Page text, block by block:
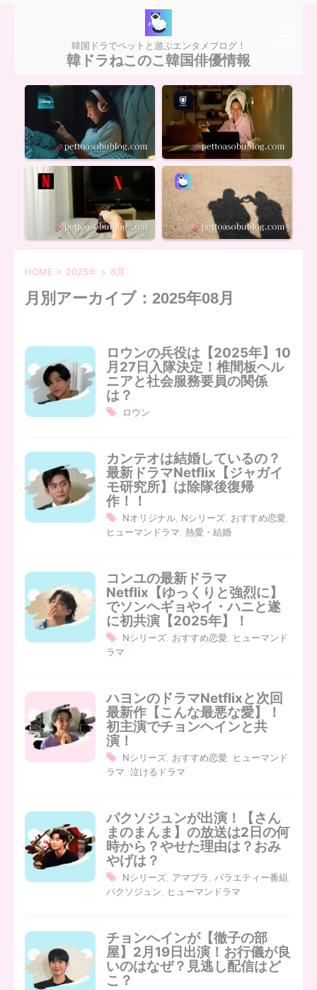
韓国ドラでペットと遊ぶエンタメブログ！
韓ドラねこのこ韓国俳優情報
HOME > 2025年 > 8月
月別アーカイブ：2025年08月
ロウンの兵役は【2025年】10
月27日入隊決定！椎間板ヘル
ニアと社会服務要員の関係
は？
ロウン
カンテオは結婚しているの？
最新ドラマNetflix【ジャガイ
モ研究所】は除隊後復帰
作！！
Nオリジナル, Nシリーズ, おすすめ恋愛,
ヒューマンドラマ, 熱愛・結婚
コンユの最新ドラマ
Netflix【ゆっくりと強烈に】
でソンヘギョやイ・ハニと遂
に初共演【2025年】！
Nシリーズ, おすすめ恋愛, ヒューマンド
ラマ
ハヨンのドラマNetflixと次回
最新作【こんな最悪な愛】！
初主演でチョンヘインと共
演！
Nシリーズ, おすすめ恋愛, ヒューマンド
ラマ, 泣けるドラマ
パクソジュンが出演！【さん
まのまんま】の放送は2日の何
時から？やせた理由は？おみ
やげは？
Nシリーズ, アマプラ, バラエティー番組,
パクソジュン, ヒューマンドラマ
チョンへインが【徹子の部
屋】2月19日出演！お行儀が良
いのはなぜ？見逃し配信はど
こ？